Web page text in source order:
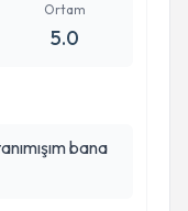
Ortam
5.0
bana